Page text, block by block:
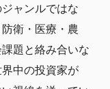
ャンルではな
衛・医療・農
題と絡み合いな
中の投資家が